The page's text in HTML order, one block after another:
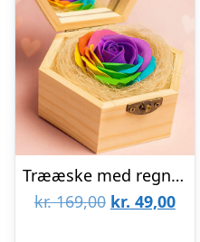
Trææske med regnbuerose
kr.169,00 Den
kr. 49,00Den